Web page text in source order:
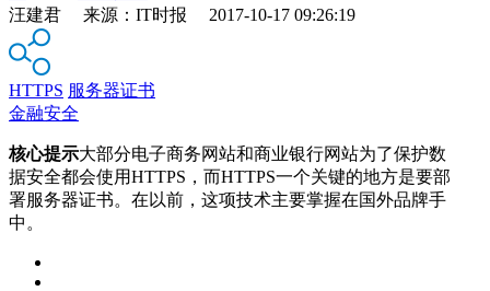
汪建君 来源：IT时报 2017-10-17 09:26:19
HTTPS 服务器证书
金融安全
核心提示大部分电子商务网站和商业银行网站为了保护数
据安全都会使用HTTPS，而HTTPS一个关键的地方是要部
署服务器证书。在以前，这项技术主要掌握在国外品牌手
中。